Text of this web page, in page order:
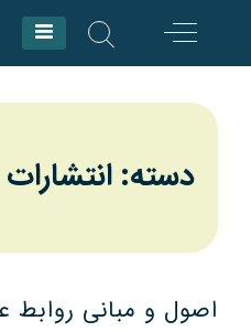
دسته: انتشارات
اصول و مبانی روابط